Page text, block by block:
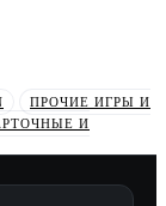
ПРОЧИЕ ИГРЫ И
И